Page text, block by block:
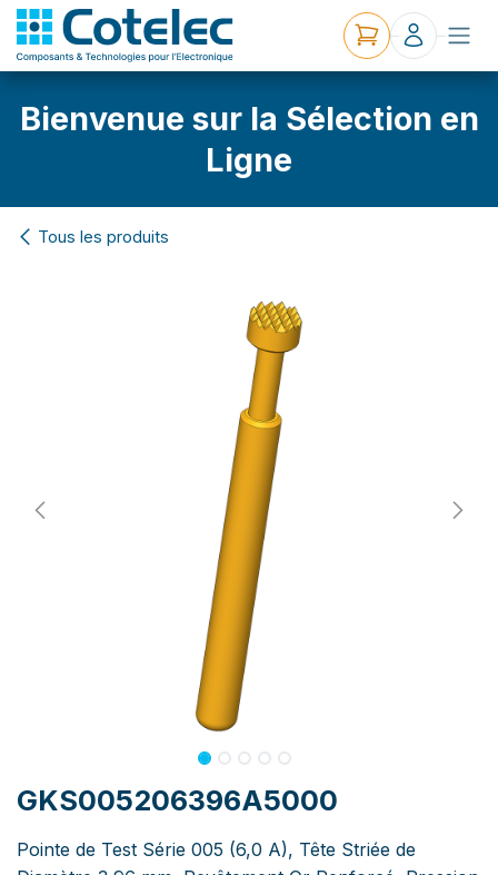
Bienvenue sur la Sélection en
Ligne
Tous les produits
GKS005206396A5000
Pointe de Test Série 005 (6,0 A), Tête Striée de